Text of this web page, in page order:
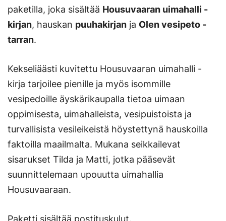
paketilla, joka sisältää Housuvaaran uimahalli -
kirjan, hauskan puuhakirjan ja Olen vesipeto -
tarran.
Kekseliäästi kuvitettu Housuvaaran uimahalli -
kirja tarjoilee pienille ja myös isommille
vesipedoille äyskärikaupalla tietoa uimaan
oppimisesta, uimahalleista, vesipuistoista ja
turvallisista vesileikeistä höystettynä hauskoilla
faktoilla maailmalta. Mukana seikkailevat
sisarukset Tilda ja Matti, jotka pääsevät
suunnittelemaan upouutta uimahallia
Housuvaaraan.
Paketti sisältää postituskulut.